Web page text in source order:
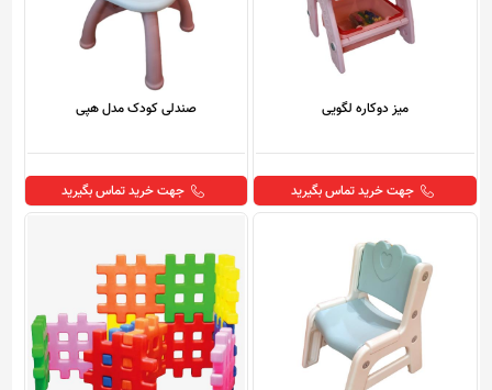
میز دوکاره لگویی
جهت خرید تماس بگیرید
صندلی کودک مدل هپی
جهت خرید تماس بگیرید